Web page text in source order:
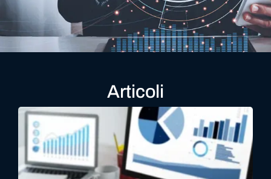
Articoli